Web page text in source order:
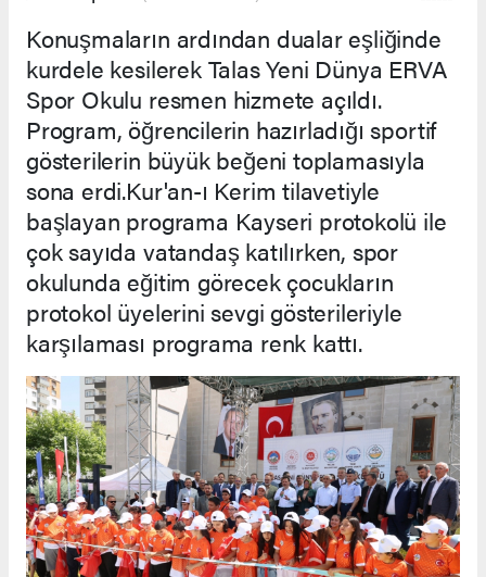
Konuşmaların ardından dualar eşliğinde
kurdele kesilerek Talas Yeni Dünya ERVA
Spor Okulu resmen hizmete açıldı.
Program, öğrencilerin hazırladığı sportif
gösterilerin büyük beğeni toplamasıyla
sona erdi.Kur'an-ı Kerim tilavetiyle
başlayan programa Kayseri protokolü ile
çok sayıda vatandaş katılırken, spor
okulunda eğitim görecek çocukların
protokol üyelerini sevgi gösterileriyle
karşılaması programa renk kattı.